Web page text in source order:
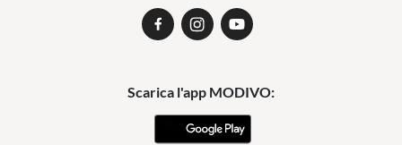
Scarica l'app MODIVO: